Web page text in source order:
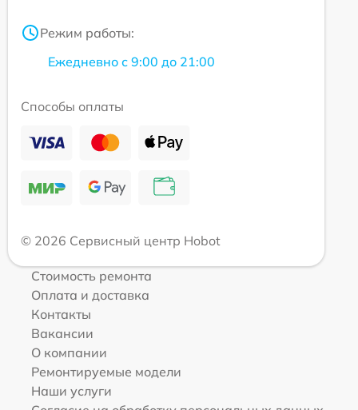
Режим работы:
Ежедневно с 9:00 до 21:00
Способы оплаты
© 2026 Сервисный центр Hobot
Стоимость ремонта
Оплата и доставка
Контакты
Вакансии
О компании
Ремонтируемые модели
Наши услуги